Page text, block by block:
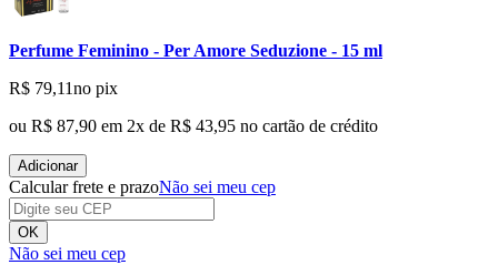
Perfume Feminino - Per Amore Seduzione - 15 ml
R$ 79,11no pix
ou R$ 87,90 em 2x de R$ 43,95 no cartão de crédito
Adicionar
Calcular frete e prazoNão sei meu cep
OK
Não sei meu cep